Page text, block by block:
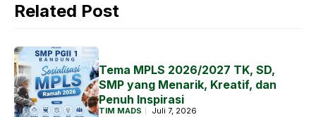
Related Post
Tema MPLS 2026/2027 TK, SD,
SMP yang Menarik, Kreatif, dan
Penuh Inspirasi
TIM MADS Juli 7, 2026